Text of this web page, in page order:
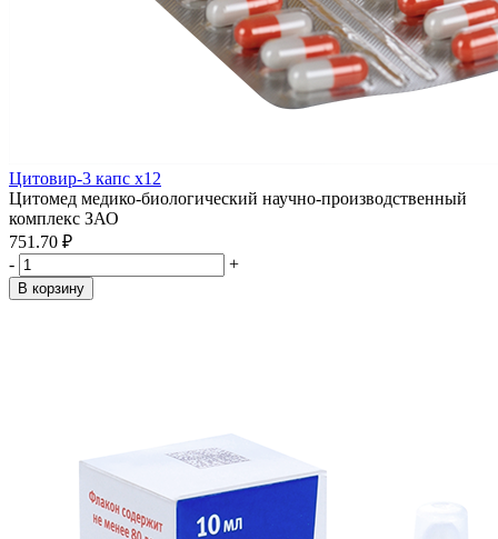
Цитовир-3 капс x12
Цитомед медико-биологический научно-производственный
комплекс ЗАО
751.70 ₽
-
+
В корзину